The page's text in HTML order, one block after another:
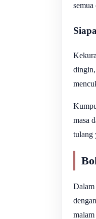
semua
dingin,
masa
tulang
Dalam